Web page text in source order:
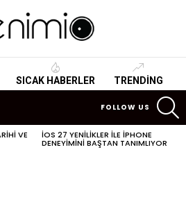
SICAK HABERLER TRENDING
FOLLOW US
VE IOS 27 YENILIKLER ILE IPHONE
DENEYIMINI BAŞTAN TANIMLIYOR